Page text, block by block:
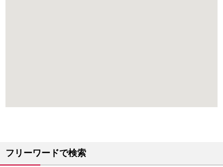
フリーワードで検索